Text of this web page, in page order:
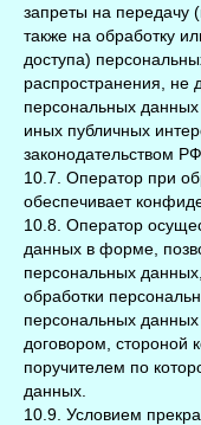
запреты на передачу
также на обработку
доступа)
распространения, не
персональных
иных публичных
законодательством РФ.
10.7. Оператор при
обеспечивает
10.8. Оператор
данных в форме,
персональных
обработки
персональных
договором, стороной
поручителем по
данных.
10.9. Условием